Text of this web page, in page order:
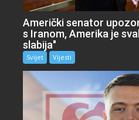
Američki senator
s Iranom, Amerika je
slabija"
Svijet Vijesti